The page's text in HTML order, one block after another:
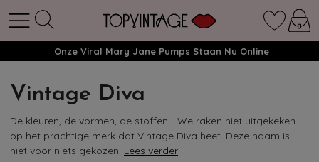
Onze Viral Mary Jane Pumps Staan Nu Online
Vintage Diva
De kleuren, de vormen, de stoffen… We raken niet uitgekeken
op het prachtige merk dat Vintage Diva heet. Deze naam is
niet voor niets gekozen. Lees verder